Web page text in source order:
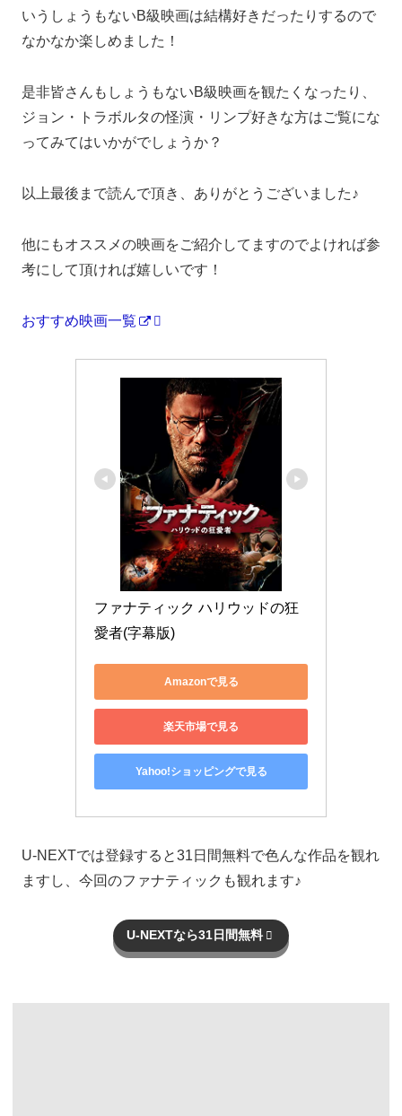
いうしょうもないB級映画は結構好きだったりするので
なかなか楽しめました！
是非皆さんもしょうもないB級映画を観たくなったり、
ジョン・トラボルタの怪演・リンプ好きな方はご覧にな
ってみてはいかがでしょうか？
以上最後まで読んで頂き、ありがとうございました♪
他にもオススメの映画をご紹介してますのでよければ参
考にして頂ければ嬉しいです！
おすすめ映画一覧
ファナティック ハリウッドの狂
愛者(字幕版)
Amazonで見る
楽天市場で見る
Yahoo!ショッピングで見る
U-NEXTでは登録すると31日間無料で色んな作品を観れ
ますし、今回のファナティックも観れます♪
U-NEXTなら31日間無料